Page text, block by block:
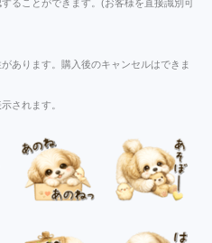
ることができます。(お客様を直接識別可
あります。購入後のキャンセルはできま
されます。